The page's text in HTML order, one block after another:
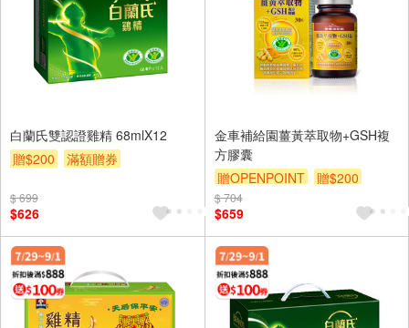
白蘭氏雙認證雞精 68mlX12
贈$200
滿額贈券
$ 699
$626
金車補給園薑黃萃取物+GSH複
方膠囊
贈OPENPOINT
贈$200
$ 704
$659